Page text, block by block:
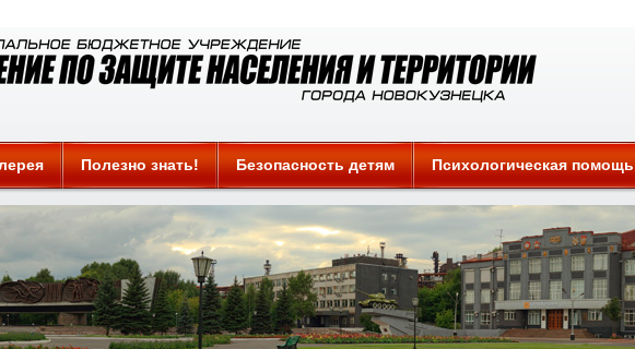
Полезно знать! Безопасность детям Психологическая помощь